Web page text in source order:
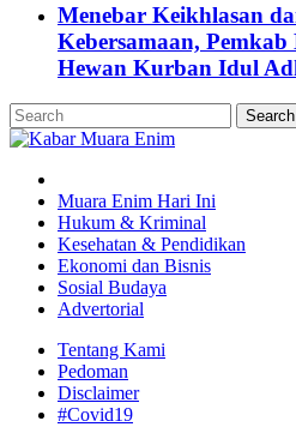
Menebar Keikhlasan
Kebersamaan,
Hewan Kurban Idul
Muara Enim Hari Ini
Hukum & Kriminal
Kesehatan & Pendidikan
Ekonomi dan Bisnis
Sosial Budaya
Advertorial
Tentang Kami
Pedoman
Disclaimer
#Covid19